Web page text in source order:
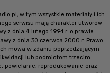
w tym wszystkie materiały i ich
serwisu mają charakter utworów
z dnia 4 lutego 1994 r. o prawie
z dnia 30 czerwca 2000 r. Prawo
mowa w zdaniu poprzedzającym
lub podmiotom trzecim.
powielanie, reprodukowanie oraz